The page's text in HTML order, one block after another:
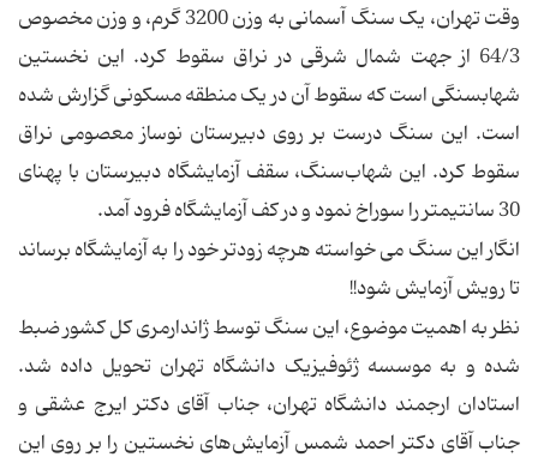
وقت تهران، یک سنگ آسمانی به وزن 3200 گرم، و وزن مخصوص
64/3 از جهت شمال شرقی در نراق سقوط کرد. این نخستین
شهابسنگی است که سقوط آن در یک منطقه مسکونی گزارش شده
است. این سنگ درست بر روی دبیرستان نوساز معصومی نراق
سقوط کرد. این شهاب‌سنگ، سقف آزمایشگاه دبیرستان با پهنای
30 سانتیمتر را سوراخ نمود و در کف آزمایشگاه فرود آمد.
انگار این سنگ می خواسته هرچه زودتر خود را به آزمایشگاه برساند
تا رویش آزمایش شود!!
نظر به اهمیت موضوع، این سنگ توسط ژاندارمری کل کشور ضبط
شده و به م‍وسسه ژئوفیزیک دانشگاه تهران تحویل داده شد.
استادان ارجمند دانشگاه تهران، جناب آقای دکتر ایرج عشقی و
جناب آقای دکتر احمد شمس آزمایش‌های نخستین را بر روی این